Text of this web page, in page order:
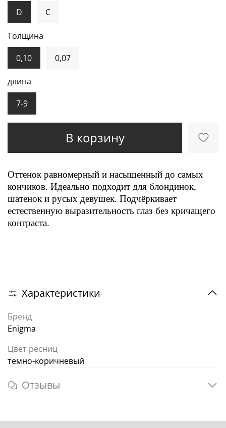
В корзину
D
C
Толщина
0,10
0,07
длина
7-9
Оттенок равномерный и насыщенный до самых
кончиков. Идеально подходит для блондинок,
шатенок и русых девушек. Подчёркивает
естественную выразительность глаз без кричащего
контраста.
Характеристики
Бренд
Enigma
Цвет ресниц
темно-коричневый
Отзывы